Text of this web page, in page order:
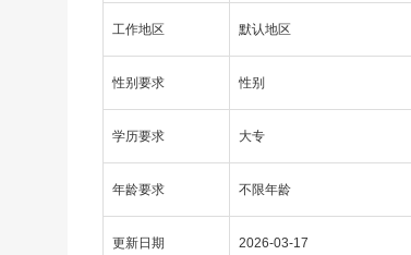
工作地区 默认地区
性别要求 性别
学历要求 大专
年龄要求 不限年龄
更新日期 2026-03-17